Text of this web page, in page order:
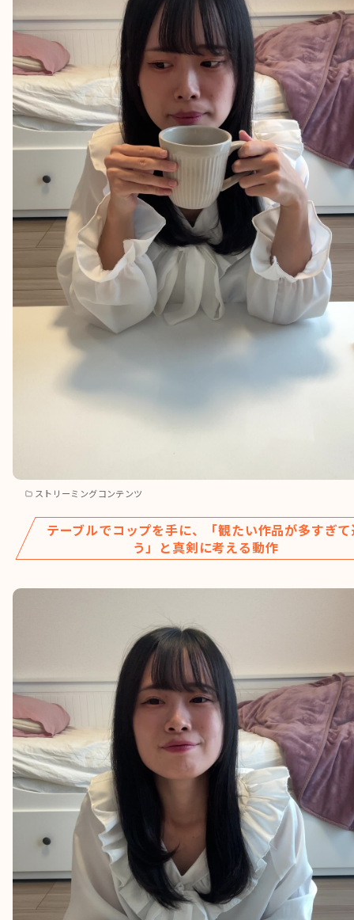
ストリーミングコンテンツ
テーブルでコップを手に、「観たい作品が多すぎ
う」と真剣に考える動作